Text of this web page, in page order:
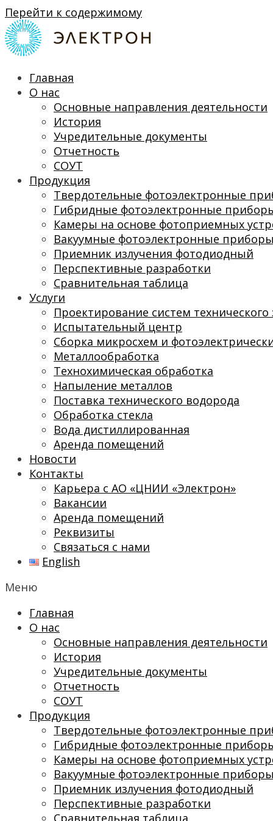
Перейти к содержимому
Главная
О нас
Основные направления деятельности
История
Учредительные документы
Отчетность
СОУТ
Продукция
Твердотельные фотоэлектронные
Гибридные фотоэлектронные
Камеры на основе фотоприемных
Вакуумные фотоэлектронные приборы
Приемник излучения фотодиодный
Перспективные разработки
Сравнительная таблица
Услуги
Проектирование систем
Испытательный центр
Сборка микросхем и
Металлообработка
Технохимическая обработка
Напыление металлов
Поставка технического водорода
Обработка стекла
Вода дистиллированная
Аренда помещений
Новости
Контакты
Карьера с АО «ЦНИИ «Электрон»
Вакансии
Аренда помещений
Реквизиты
Связаться с нами
English
Меню
Главная
О нас
Основные направления деятельности
История
Учредительные документы
Отчетность
СОУТ
Продукция
Твердотельные фотоэлектронные
Гибридные фотоэлектронные
Камеры на основе фотоприемных
Вакуумные фотоэлектронные приборы
Приемник излучения фотодиодный
Перспективные разработки
Сравнительная таблица